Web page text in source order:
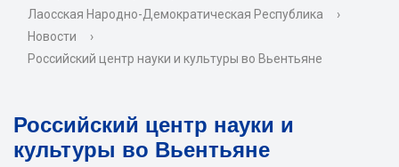
Лаосская Народно-Демократическая Республика
›
Новости
›
Российский центр науки и культуры во Вьентьяне
Российский центр науки и
культуры во Вьентьяне